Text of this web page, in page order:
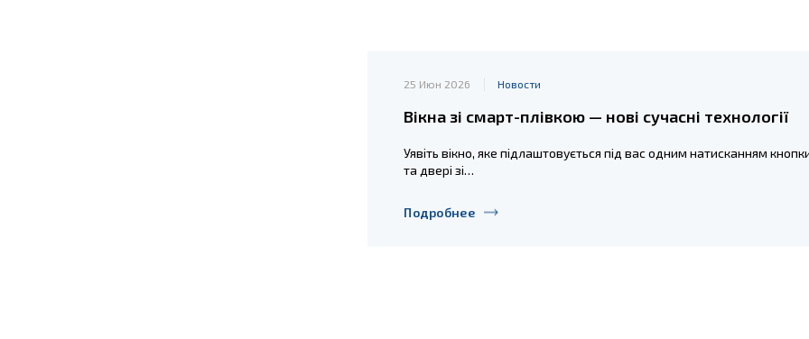
25 Июн 2026 Новости
Вікна зі смарт-плівкою — нові сучасні технології
Уявіть вікно, яке підлаштовується під вас одним натисканням
та двері зі…
Подробнее